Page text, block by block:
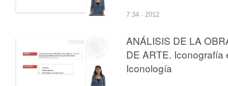
7:34 · 2012
ANÁLISIS DE LA
DE ARTE. Iconografía
Iconología